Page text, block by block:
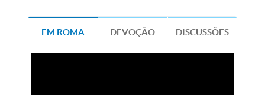
EM ROMA DEVOÇÃO DISCUSSÕES